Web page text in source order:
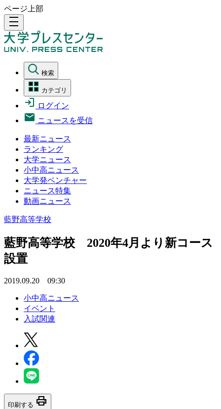
ページ上部
density_medium
検索
カテゴリ
ログイン
ニュースを受信
最新ニュース
ランキング
大学ニュース
小中高ニュース
大学発ベンチャー
ニュース特集
動画ニュース
藍野高等学校
藍野高等学校 2020年4月より新コース
設置
2019.09.20 09:30
小中高ニュース
イベント
入試関連
印刷する print